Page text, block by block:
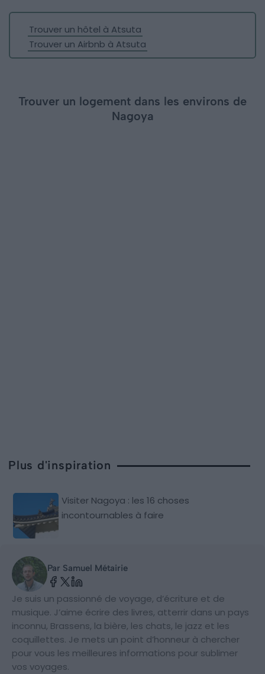
Trouver un hôtel à Atsuta
Trouver un Airbnb à Atsuta
Trouver un logement dans les environs de
Nagoya
Plus d'inspiration
Visiter Nagoya : les 16 choses
incontournables à faire
Par Samuel Métairie
Je suis un passionné de voyage, d’écriture et de
musique. J’aime écrire des livres, atterrir dans un pays
inconnu, Brassens, la bière, les chats, le jazz et les
coquillettes. Je mets un point d’honneur à chercher
pour vous les meilleures informations pour sublimer
vos voyages.